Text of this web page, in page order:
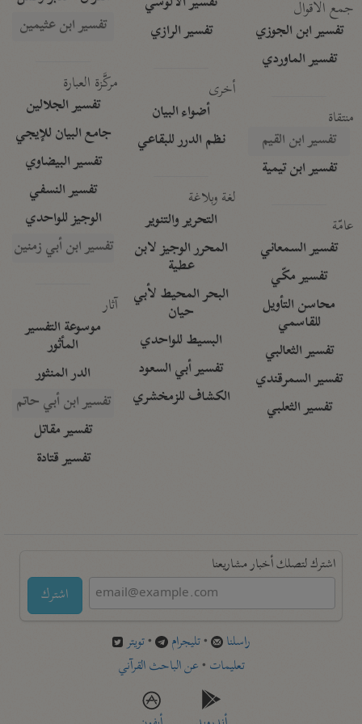
جمع الأقوال
تفسير ابن الجوزي
تفسير الماوردي
منتقاة
تفسير ابن القيم
تفسير ابن تيمية
عامّة
تفسير السمعاني
تفسير مكّي
محاسن التأويل
للقاسمي
تفسير الثعالبي
تفسير السمرقندي
تفسير الثعلبي
تفسير الرازي
أخرى
أضواء البيان
نظم الدرر للبقاعي
لغة وبلاغة
التحرير والتنوير
المحرر الوجيز لابن
عطية
البحر المحيط لأبي
حيان
البسيط للواحدي
تفسير أبي السعود
الكشاف للزمخشري
تفسير ابن عثيمين
مركَّزة العبارة
تفسير الجلالين
جامع البيان للإيجي
تفسير البيضاوي
تفسير النسفي
الوجيز للواحدي
تفسير ابن أبي زمنين
آثار
موسوعة التفسير
المأثور
الدر المنثور
تفسير ابن أبي حاتم
تفسير مقاتل
تفسير قتادة
اشترك لتصلك أخبار مشاريعنا
اشترك
راسلنا •تليجرام •تويتر
تعليمات •عن الباحث القرآني